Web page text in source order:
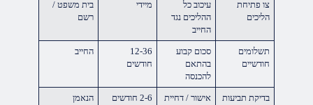
צו פתיחת
הליכים
עיכוב כל
ההליכים נגד
החייב
מיידי
בית משפט /
רשם
תשלומים
חודשיים
סכום קבוע
בהתאם
להכנסה
12-36
חודשים
החייב
בדיקת תביעות
אישור / דחיית
2-6 חודשים הנאמן